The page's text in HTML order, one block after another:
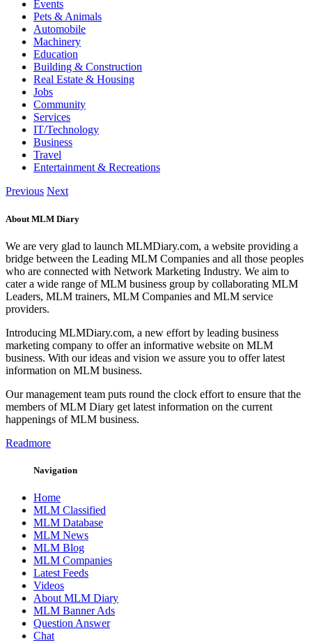
Events
Pets & Animals
Automobile
Machinery
Education
Building & Construction
Real Estate & Housing
Jobs
Community
Services
IT/Technology
Business
Travel
Entertainment & Recreations
Previous Next
About MLM Diary
We are very glad to launch MLMDiary.com, a website providing a
bridge between the Leading MLM Companies and all those peoples
who are connected with Network Marketing Industry. We aim to
cater a wide range of MLM business group by collaborating MLM
Leaders, MLM trainers, MLM Companies and MLM service
providers.
Introducing MLMDiary.com, a new effort by leading business
marketing company to offer an informative website on MLM
business. With our ideas and vision we assure you to offer latest
information on MLM business.
Our management team puts round the clock effort to ensure that the
members of MLM Diary get latest information on the current
happenings of MLM business.
Readmore
Navigation
Home
MLM Classified
MLM Database
MLM News
MLM Blog
MLM Companies
Latest Feeds
Videos
About MLM Diary
MLM Banner Ads
Question Answer
Chat